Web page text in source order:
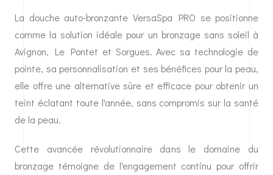
La douche auto-bronzante VersaSpa PRO se positionne
comme la solution idéale pour un bronzage sans soleil à
Avignon, Le Pontet et Sorgues. Avec sa technologie de
pointe, sa personnalisation et ses bénéfices pour la peau,
elle offre une alternative sûre et efficace pour obtenir un
teint éclatant toute l'année, sans compromis sur la santé
de la peau.
Cette avancée révolutionnaire dans le domaine du
bronzage témoigne de l'engagement continu pour offrir